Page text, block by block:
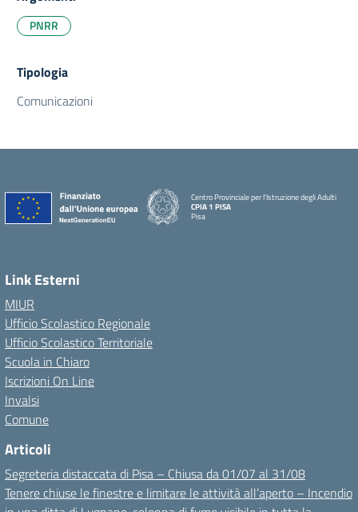
PNRR
Tipologia
Comunicazioni
Centro Provinciale per l'Istruzione degli Adulti
CPIA 1 PISA
Pisa
Link Esterni
MIUR
Ufficio Scolastico Regionale
Ufficio Scolastico Territoriale
Scuola in Chiaro
Iscrizioni On Line
Invalsi
Comune
Articoli
Segreteria distaccata di Pisa – Chiusa da 01/07 al 31/08
Tenere chiuse le finestre e limitare le attività all’aperto – Incendio